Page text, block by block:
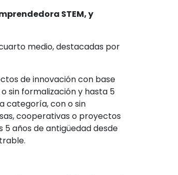
STEM, y
medio, destacadas por
de innovación con base
sin formalización y hasta 5
categoría, con o sin
cooperativas o proyectos
5 años de antigüedad desde